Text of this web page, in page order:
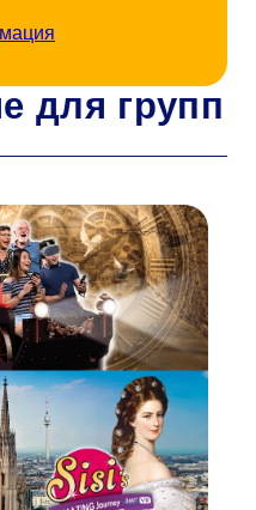
для групп